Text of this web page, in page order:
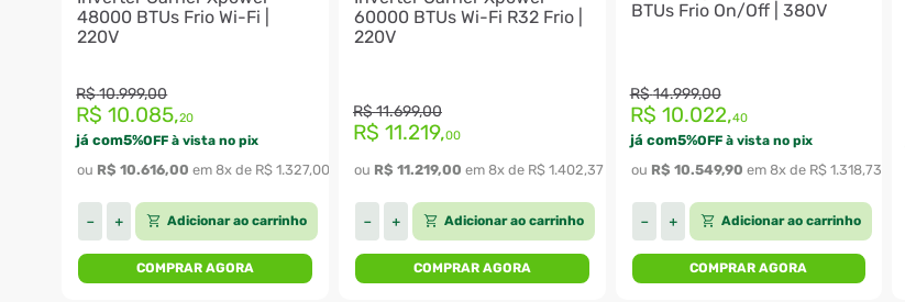
48000 BTUs Frio Wi-Fi |
220V
já com5%OFF à vista no pix
R$ 10.085,20
R$10.999,00
ou R$ 10.616,00 em 8x de R$ 1.327,00
＋
－ Adicionar ao carrinho
COMPRAR AGORA
60000 BTUs Wi-Fi R32 Frio |
220V
R$ 11.219,00
R$11.699,00
ou R$ 11.219,00 em 8x de R$ 1.402,37
＋
－ Adicionar ao carrinho
COMPRAR AGORA
BTUs Frio On/Off | 380V
já com5%OFF à vista no pix
R$ 10.022,40
R$14.999,00
ou R$ 10.549,90 em 8x de R$ 1.318,73
＋
－ Adicionar ao carrinho
COMPRAR AGORA